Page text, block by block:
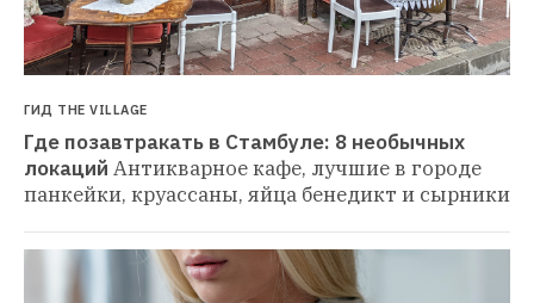
ГИД THE VILLAGE
Где позавтракать в Стамбуле: 8 необычных
локаций Антикварное кафе, лучшие в городе
панкейки, круассаны, яйца бенедикт и сырники